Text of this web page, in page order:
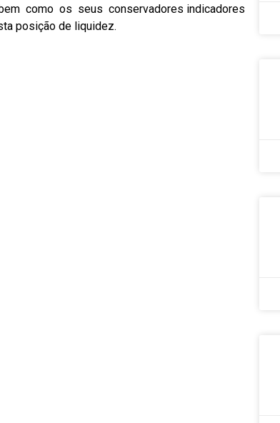
como os seus conservadores indicadores
posição de liquidez.